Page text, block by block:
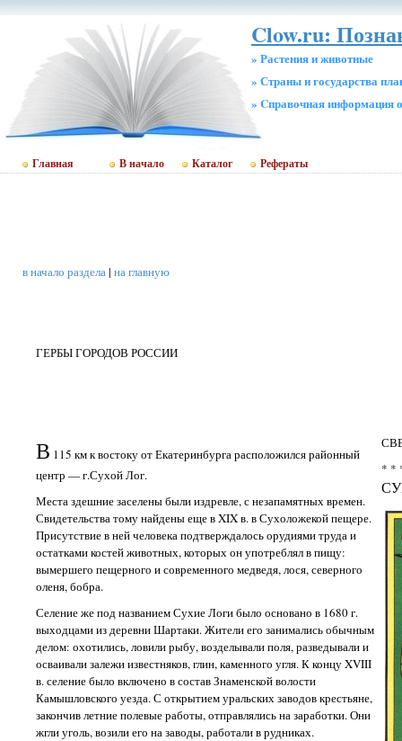
Clow.ru:
» Растения и животные
» Страны и государства
» Cправочная информация
Главная В начало Каталог Рефераты
в начало раздела| на главную
ГЕРБЫ ГОРОДОВ РОССИИ
В 115 км к востоку от Екатеринбурга расположился районный
центр — г.Сухой Лог.
Места здешние заселены были издревле, с незапамятных времен.
Свидетельства тому найдены еще в XIX в. в Сухоложекой пещере.
Присутствие в ней человека подтверждалось орудиями труда и
остатками костей животных, которых он употреблял в пищу:
вымершего пещерного и современного медведя, лося, северного
оленя, бобра.
Селение же под названием Сухие Логи было основано в 1680 г.
выходцами из деревни Шартаки. Жители его занимались обычным
делом: охотились, ловили рыбу, возделывали поля, разведывали и
осваивали залежи известняков, глин, каменного угля. К концу XVIII
в. селение было включено в состав Знаменской волости
Камышловского уезда. С открытием уральских заводов крестьяне,
закончив летние полевые работы, отправлялись на заработки. Они
жгли уголь, возили его на заводы, работали в рудниках.
* *